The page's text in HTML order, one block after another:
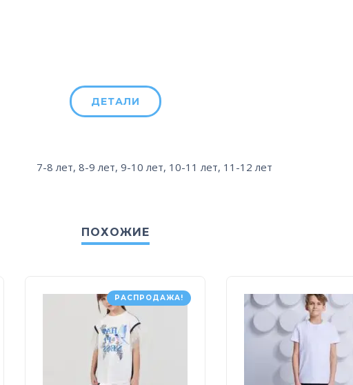
ДЕТАЛИ
7-8 лет, 8-9 лет, 9-10 лет, 10-11 лет, 11-12 лет
ПОХОЖИЕ
РАСПРОДАЖА!